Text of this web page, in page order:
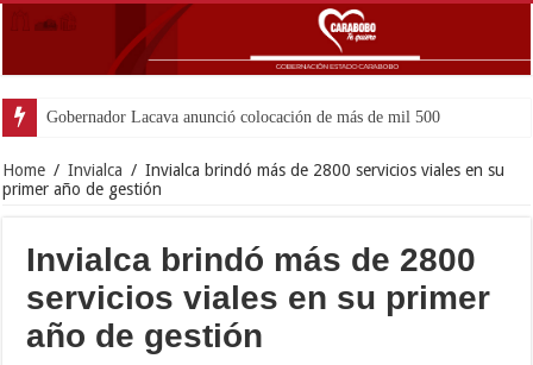
Home / Invialca / Invialca brindó más de 2800 servicios viales en su
primer año de gestión
Invialca brindó más de 2800
servicios viales en su primer
año de gestión